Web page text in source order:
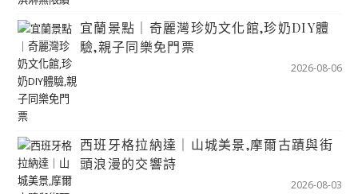
宜蘭景點｜奇麗灣珍奶文化館,珍奶DIY體
驗,親子同樂免門票
2026-08-06
西班牙格拉納達｜山城美景,摩爾古蹟與街
頭浪漫的交響詩
2026-08-03